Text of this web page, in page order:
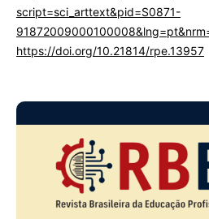
script=sci_arttext&pid=S0871-
https://doi.org/10.21814/rpe.13957